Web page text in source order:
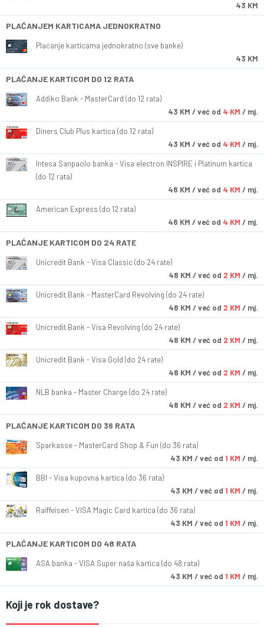
43 KM
PLAĆANJEM KARTICAMA JEDNOKRATNO
Plaćanje karticama jednokratno (sve banke)
43 KM
PLAĆANJE KARTICOM DO 12 RATA
Addiko Bank - MasterCard (do 12 rata)
43 KM / već od 4 KM / mj.
Diners Club Plus kartica (do 12 rata)
43 KM / već od 4 KM / mj.
Intesa Sanpaolo banka - Visa electron INSPIRE i Platinum kartica
(do 12 rata)
48 KM / već od 4 KM / mj.
American Express (do 12 rata)
48 KM / već od 4 KM / mj.
PLAĆANJE KARTICOM DO 24 RATE
Unicredit Bank - Visa Classic (do 24 rate)
48 KM / već od 2 KM / mj.
Unicredit Bank - MasterCard Revolving (do 24 rate)
48 KM / već od 2 KM / mj.
Unicredit Bank - Visa Revolving (do 24 rate)
48 KM / već od 2 KM / mj.
Unicredit Bank - Visa Gold (do 24 rate)
48 KM / već od 2 KM / mj.
NLB banka - Master Charge (do 24 rate)
48 KM / već od 2 KM / mj.
PLAĆANJE KARTICOM DO 36 RATA
Sparkasse - MasterCard Shop & Fun (do 36 rata)
43 KM / već od 1 KM / mj.
BBI - Visa kupovna kartica (do 36 rata)
43 KM / već od 1 KM / mj.
Raiffeisen - VISA Magic Card kartica (do 36 rata)
43 KM / već od 1 KM / mj.
PLAĆANJE KARTICOM DO 48 RATA
ASA banka - VISA Super naša kartica (do 48 rata)
43 KM / već od 1 KM / mj.
Koji je rok dostave?